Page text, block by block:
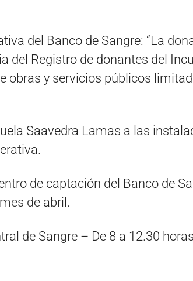
del Banco de Sangre: “La
del Registro de donantes del
obras y servicios públicos
Saavedra Lamas a las
de captación del Banco de
de abril.
de Sangre – De 8 a 12.30 horas